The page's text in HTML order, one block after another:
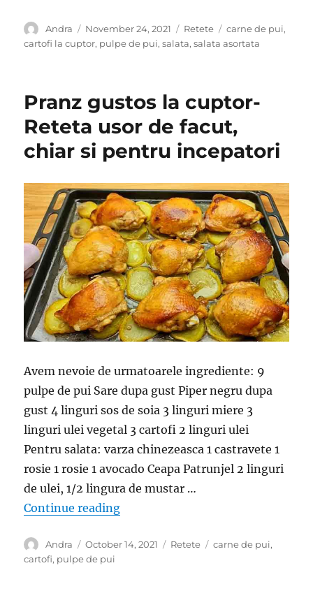
Author
Andra
Posted
on
November 24, 2021 Categories
Retete Tags
carne de pui,
cartofi la cuptor, pulpe de pui,salata,salata asortata
Pranz gustos la cuptor-
Reteta usor de facut,
chiar si pentru incepatori
Avem nevoie de urmatoarele ingrediente: 9
pulpe de pui Sare dupa gust Piper negru dupa
gust 4 linguri sos de soia 3 linguri miere 3
linguri ulei vegetal 3 cartofi 2 linguri ulei
Pentru salata: varza chinezeasca 1 castravete 1
rosie 1 rosie 1 avocado Ceapa Patrunjel 2 linguri
de ulei, 1/2 lingura de mustar …
Continue reading“Pranz gustos la cuptor- Reteta
Author
Andra
Posted
on
October 14, 2021 Categories
Retete Tags
carne de pui,
cartofi, pulpe de pui